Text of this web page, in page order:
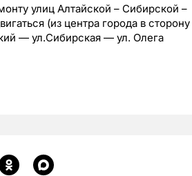
улиц Алтайской – Сибирской –
(из центра города в сторону
— ул.Сибирская — ул. Олега